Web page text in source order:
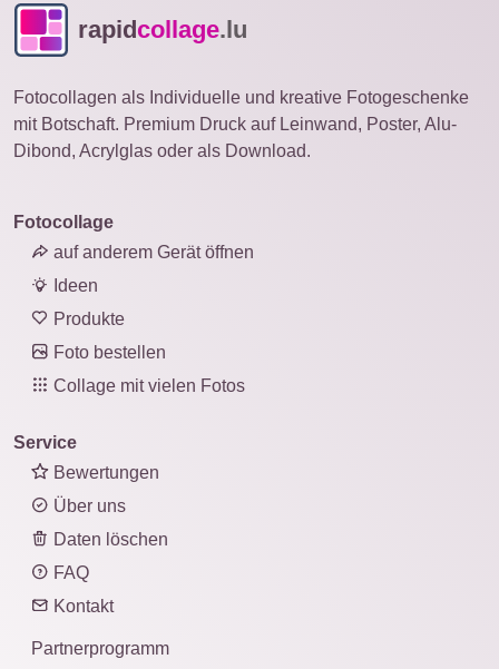
rapidcollage.lu
Fotocollagen als Individuelle und kreative Fotogeschenke
mit Botschaft. Premium Druck auf Leinwand, Poster, Alu-
Dibond, Acrylglas oder als Download.
Fotocollage
auf anderem Gerät öffnen
Ideen
Produkte
Foto bestellen
Collage mit vielen Fotos
Service
Bewertungen
Über uns
Daten löschen
FAQ
Kontakt
Partnerprogramm